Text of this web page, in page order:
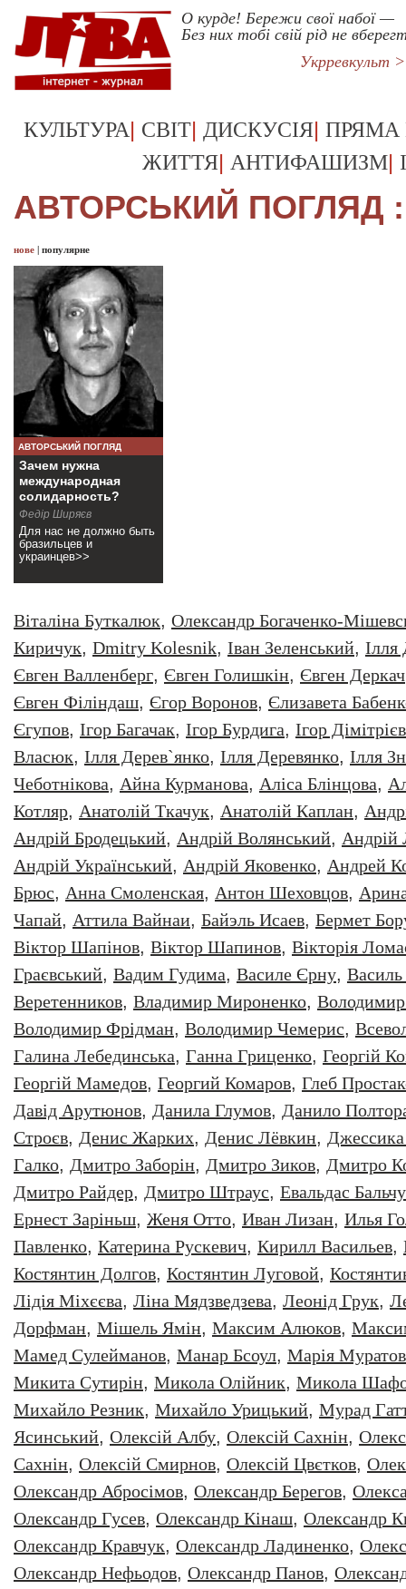
О курде! Бережи свої набої —
Без них тобі свій рід не
Укрревкульт
КУЛЬТУРА| СВІТ| ДИСКУСІЯ| ПРЯМА
ЖИТТЯ| АНТИФАШИЗМ|
АВТОРСЬКИЙ ПОГЛЯД
нове | популярне
АВТОРСЬКИЙ ПОГЛЯД
Зачем нужна
международная
солидарность?
Федір Ширяєв
Для нас не должно быть
бразильцев и
украинцев>>
Віталіна Буткалюк, Олександр Богаченко-
Киричук, Dmitry Kolesnik, Iван Зеленський, Iлля
Євген Валленберг, Євген Голишкін, Євген Деркач
Євген Філіндаш, Єгор Воронов, Єлизавета
Єгупов, Ігор Багачак, Ігор Бурдига, Ігор Дімітрієв
Власюк, Ілля Дерев`янко, Ілля Деревянко, Ілля
Чеботнікова, Айна Курманова, Аліса Блінцова,
Котляр, Анатолiй Ткачук, Анатолій Каплан,
Андрій Бродецький, Андрій Волянський, Андрій
Андрій Український, Андрій Яковенко, Андрей
Брюс, Анна Смоленская, Антон Шеховцов,
Чапай, Аттила Вайнаи, Байэль Исаев, Бермет
Віктор Шапінов, Віктор Шапинов, Вікторія
Граєвський, Вадим Гудима, Василе Єрну,
Веретенников, Владимир Мироненко,
Володимир Фрідман, Володимир Чемерис,
Галина Лебединська, Ганна Гриценко, Георгiй
Георгій Мамедов, Георгий Комаров, Глеб
Давiд Арутюнов, Данила Глумов, Данило
Строєв, Денис Жарких, Денис Лёвкин,
Галко, Дмитро Заборiн, Дмитро Зиков, Дмитро
Дмитро Райдер, Дмитро Штраус, Евальдас
Ернест Заріньш, Женя Отто, Иван Лизан, Илья
Павленко, Катерина Рускевич, Кирилл Васильев,
Костянтин Долгов, Костянтин Луговой,
Лідія Міхєєва, Ліна Мядзведзева, Леонiд Грук,
Дорфман, Мішель Ямін, Максим Алюков,
Мамед Сулейманов, Манар Бсоул, Марія
Микита Сутирін, Микола Олійник, Микола
Михайло Резник, Михайло Урицький, Мурад
Ясинський, Олексiй Албу, Олексiй Сахнiн,
Сахнін, Олексій Смирнов, Олексій Цвєтков,
Олександр Абросімов, Олександр Берегов,
Олександр Гусев, Олександр Кінаш, Олександр
Олександр Кравчук, Олександр Ладиненко,
Олександр Нефьодов, Олександр Панов,